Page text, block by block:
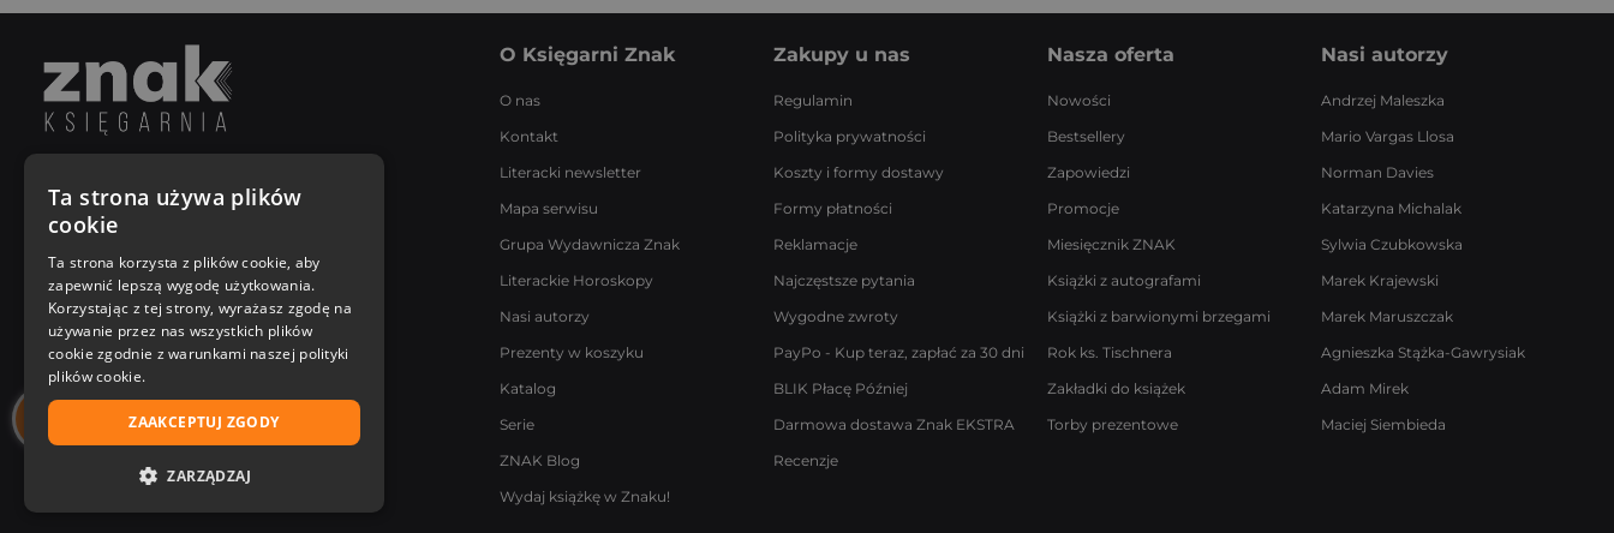
Poniedziałek - Piątek
8:00 - 18:00
[email protected]
Bądź z nami na bieżąco
O Księgarni Znak
O nas
Kontakt
Literacki newsletter
Mapa serwisu
Grupa Wydawnicza Znak
Literackie Horoskopy
Nasi autorzy
Prezenty w koszyku
Katalog
Serie
ZNAK Blog
Wydaj książkę w Znaku!
Zakupy u nas
Regulamin
Polityka prywatności
Koszty i formy dostawy
Formy płatności
Reklamacje
Najczęstsze pytania
Wygodne zwroty
PayPo - Kup teraz, zapłać za 30 dni
BLIK Płacę Później
Darmowa dostawa Znak EKSTRA
Recenzje
Nasza oferta
Nowości
Bestsellery
Zapowiedzi
Promocje
Miesięcznik ZNAK
Książki z autografami
Książki z barwionymi brzegami
Rok ks. Tischnera
Zakładki do książek
Torby prezentowe
Nasi autorzy
Andrzej Maleszka
Mario Vargas Llosa
Norman Davies
Katarzyna Michalak
Sylwia Czubkowska
Marek Krajewski
Marek Maruszczak
Agnieszka Stążka-Gawrysiak
Adam Mirek
Maciej Siembieda
Ta strona używa plików
cookie
Ta strona korzysta z plików cookie, aby
zapewnić lepszą wygodę użytkowania.
Korzystając z tej strony, wyrażasz zgodę na
używanie przez nas wszystkich plików
cookie zgodnie z warunkami naszej polityki
plików cookie.
ZAAKCEPTUJ ZGODY
ZARZĄDZAJ